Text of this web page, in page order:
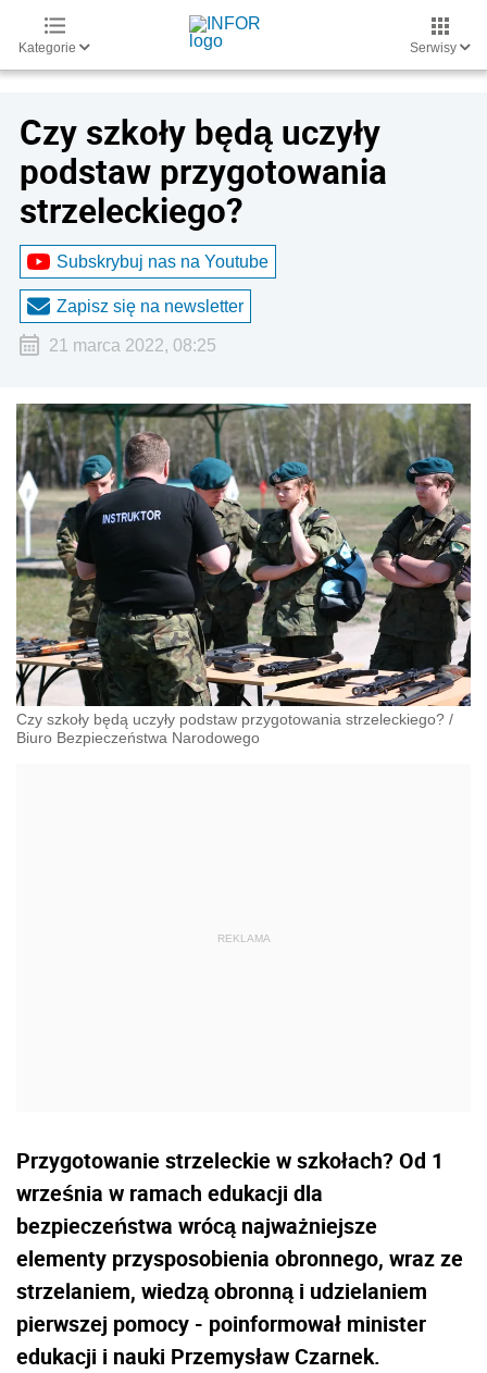
Kategorie Serwisy
Czy szkoły będą uczyły
podstaw przygotowania
strzeleckiego?
Subskrybuj nas na Youtube
Zapisz się na newsletter
21 marca 2022, 08:25
Czy szkoły będą uczyły podstaw przygotowania strzeleckiego? /
Biuro Bezpieczeństwa Narodowego
Przygotowanie strzeleckie w szkołach? Od 1
września w ramach edukacji dla
bezpieczeństwa wrócą najważniejsze
elementy przysposobienia obronnego, wraz ze
strzelaniem, wiedzą obronną i udzielaniem
pierwszej pomocy - poinformował minister
edukacji i nauki Przemysław Czarnek.